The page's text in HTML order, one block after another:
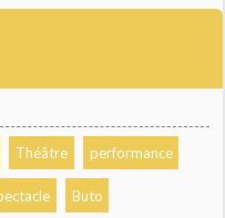
Théâtre performance
Buto